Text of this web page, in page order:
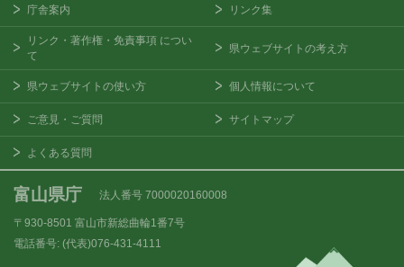
庁舎案内 リンク集
リンク・著作権・免責事項 につい
て
県ウェブサイトの考え方
県ウェブサイトの使い方 個人情報について
ご意見・ご質問 サイトマップ
よくある質問
富山県庁 法人番号 7000020160008
〒930-8501 富山市新総曲輪1番7号
電話番号: (代表)076-431-4111